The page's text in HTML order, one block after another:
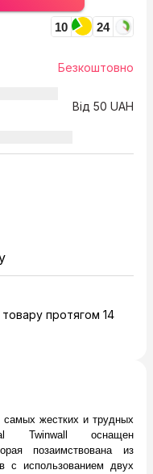
10 24
Безкоштовно
Від 50 UAH
протягом 14
самых жестких и трудных
Twinwall оснащен
позаимствована из
с использованием двух